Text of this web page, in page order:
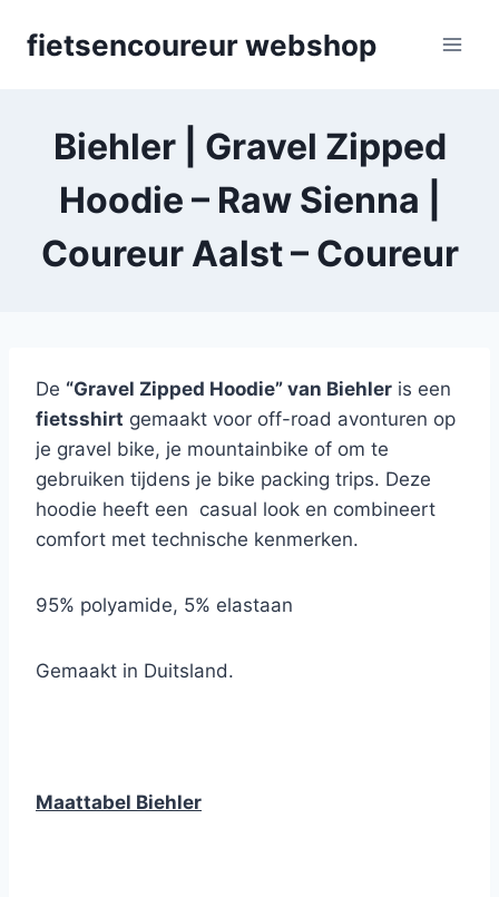
fietsencoureur webshop
Biehler | Gravel Zipped
Hoodie – Raw Sienna |
Coureur Aalst – Coureur
De “Gravel Zipped Hoodie” van Biehler is een
fietsshirt gemaakt voor off-road avonturen op
je gravel bike, je mountainbike of om te
gebruiken tijdens je bike packing trips. Deze
hoodie heeft een casual look en combineert
comfort met technische kenmerken.
95% polyamide, 5% elastaan
Gemaakt in Duitsland.
Maattabel Biehler